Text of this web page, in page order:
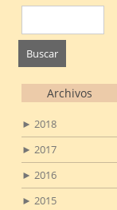
Archivos
► 2018
► 2017
► 2016
► 2015